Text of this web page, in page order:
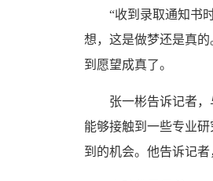
“收到录取通知书时
想，这是做梦还是真
到愿望成真了。
张一彬告诉记者，与
能够接触到一些专业
到的机会。他告诉记